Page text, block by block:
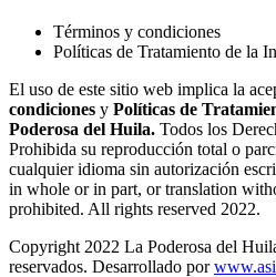
Términos y condiciones
Políticas de Tratamiento de la
El uso de este sitio web implica la
condiciones y Políticas de
Poderosa del Huila. Todos los
Prohibida su reproducción total o
cualquier idioma sin autorización
in whole or in part, or translation
prohibited. All rights reserved 2022.
Copyright 2022 La Poderosa del
reservados. Desarrollado por